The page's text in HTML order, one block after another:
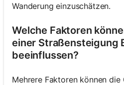
Wanderung einzuschätzen.
Welche Faktoren
einer Straßensteigung
beeinflussen?
Mehrere Faktoren können die